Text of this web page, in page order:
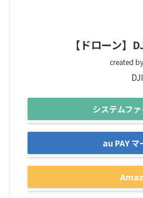
【ドローン】
created by
DJI
システムフ
au PAY マ